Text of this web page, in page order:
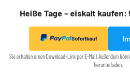
Heiße Tage – eiskalt
Sofortkauf
Sie erhalten einen Download-Link per E-Mail. Außerdem
herunterladen.